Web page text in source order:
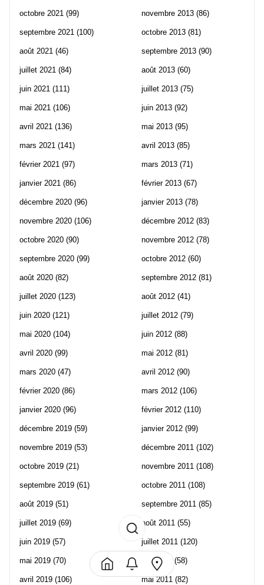
octobre 2021 (99)
septembre 2021 (100)
août 2021 (46)
juillet 2021 (84)
juin 2021 (111)
mai 2021 (106)
avril 2021 (136)
mars 2021 (141)
février 2021 (97)
janvier 2021 (86)
décembre 2020 (96)
novembre 2020 (106)
octobre 2020 (90)
septembre 2020 (99)
août 2020 (82)
juillet 2020 (123)
juin 2020 (121)
mai 2020 (104)
avril 2020 (99)
mars 2020 (47)
février 2020 (86)
janvier 2020 (96)
décembre 2019 (59)
novembre 2019 (53)
octobre 2019 (21)
septembre 2019 (61)
août 2019 (51)
juillet 2019 (69)
juin 2019 (57)
mai 2019 (70)
avril 2019 (106)
novembre 2013 (86)
octobre 2013 (81)
septembre 2013 (90)
août 2013 (60)
juillet 2013 (75)
juin 2013 (92)
mai 2013 (95)
avril 2013 (85)
mars 2013 (71)
février 2013 (67)
janvier 2013 (78)
décembre 2012 (83)
novembre 2012 (78)
octobre 2012 (60)
septembre 2012 (81)
août 2012 (41)
juillet 2012 (79)
juin 2012 (88)
mai 2012 (81)
avril 2012 (90)
mars 2012 (106)
février 2012 (110)
janvier 2012 (99)
décembre 2011 (102)
novembre 2011 (108)
octobre 2011 (108)
septembre 2011 (85)
août 2011 (55)
juillet 2011 (120)
juin 2011 (58)
mai 2011 (82)